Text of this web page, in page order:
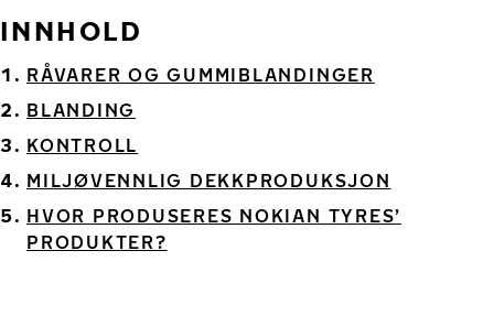
INNHOLD
RÅVARER OG GUMMIBLANDINGER
BLANDING
KONTROLL
MILJØVENNLIG DEKKPRODUKSJON
HVOR PRODUSERES NOKIAN TYRES’
PRODUKTER?